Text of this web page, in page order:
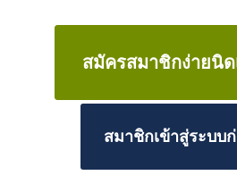
สมัครสมาชิกง่ายนิด
สมาชิกเข้าสู่ระบบ